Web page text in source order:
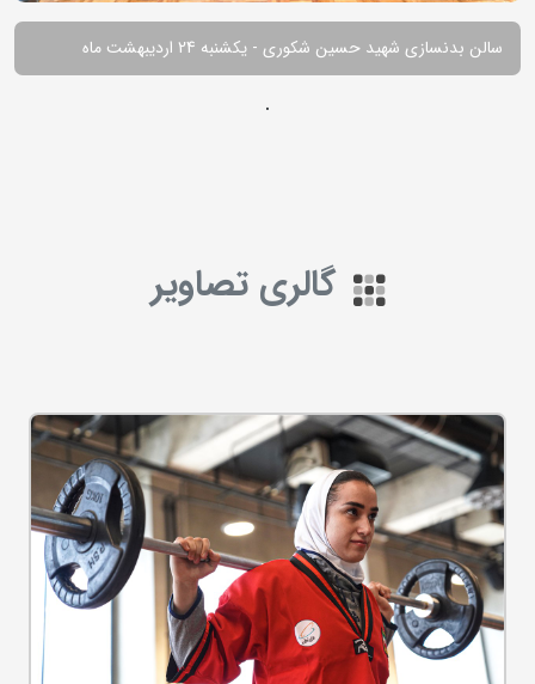
سالن بدنسازی شهید حسین شکوری - یکشنبه 24 اردیبهشت ماه
.
گالری تصاویر